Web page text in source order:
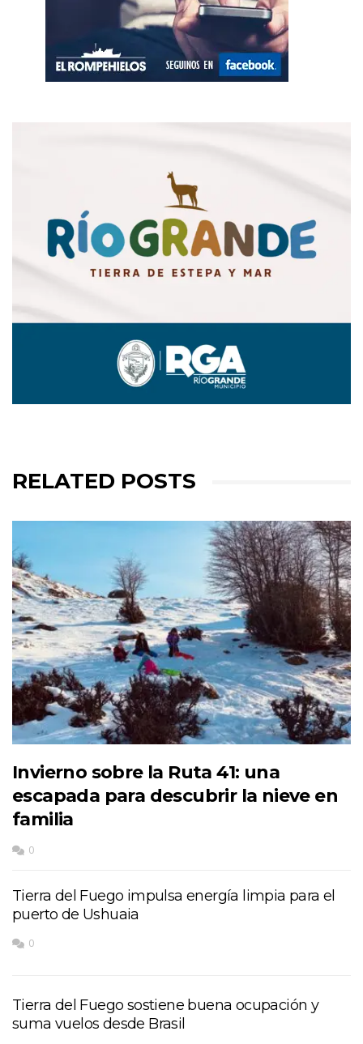
RELATED POSTS
Invierno sobre la Ruta 41: una
escapada para descubrir la nieve en
familia
0
Tierra del Fuego impulsa energía limpia para el
puerto de Ushuaia
0
Tierra del Fuego sostiene buena ocupación y
suma vuelos desde Brasil